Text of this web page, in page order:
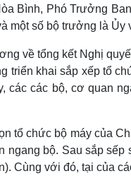
- Điện ảnh
Bình, Phó Trưởng
một số bộ trưởng là Ủy
về tổng kết Nghị
triển khai sắp xếp tổ
các bộ, cơ quan
tổ chức bộ máy của
bộ. Sau sắp sếp
Cùng với đó, tại của